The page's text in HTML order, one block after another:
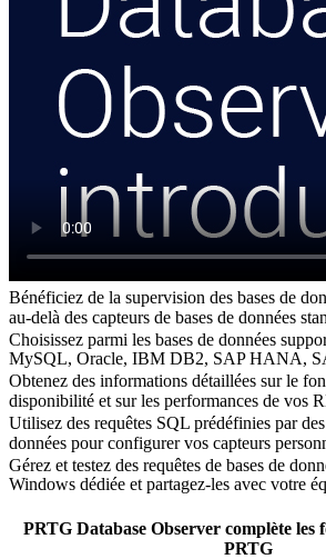
Bénéficiez de la supervision des bases de
au-delà des capteurs de bases de données
Choisissez parmi les bases de données
MySQL, Oracle, IBM DB2, SAP HANA,
Obtenez des informations détaillées sur le
disponibilité et sur les performances de vos
Utilisez des requêtes SQL prédéfinies par
données pour configurer vos capteurs
Gérez et testez des requêtes de bases de
Windows dédiée et partagez-les avec votre
PRTG Database Observer complète les
PRTG